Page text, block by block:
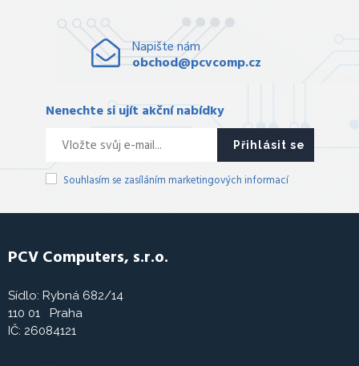
Napište nám
obchod@pcvcomp.cz
Nenechte si ujít akční nabídky
Přihlásit se
Souhlasím se zasíláním marketingových informací
PCV Computers, s.r.o.
Sídlo: Rybná 682/14
110 01 Praha
IČ: 26084121